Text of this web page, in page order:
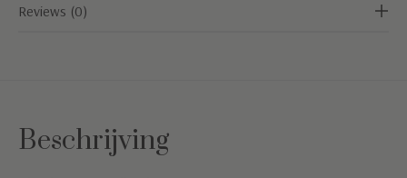
Reviews (0)
Beschrijving